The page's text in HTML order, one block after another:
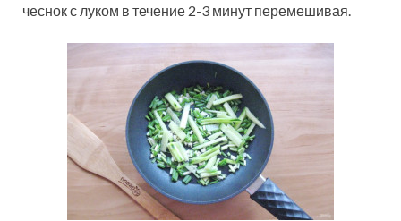
чеснок с луком в течение 2-3 минут перемешивая.